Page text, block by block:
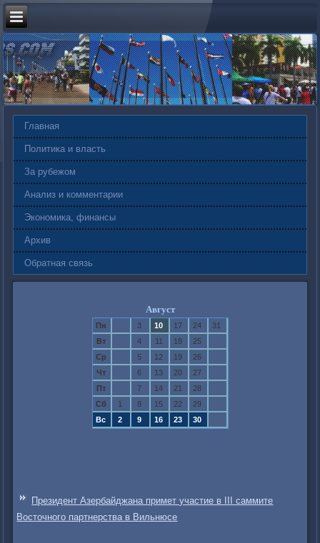
Главная
Политика и власть
За рубежом
Анализ и комментарии
Экономика, финансы
Архив
Обратная связь
Август
Пн 3 10 17 24
31
Вт
4 11 18
25
Ср
5 12 19
26
Чт
6 13 20
27
Пт
7 14 21
28
Сб
1 8 15 22
29
Вс
2 9 16 23 30
Президент Азербайджана примет участие в III саммите
Восточного партнерства в Вильнюсе